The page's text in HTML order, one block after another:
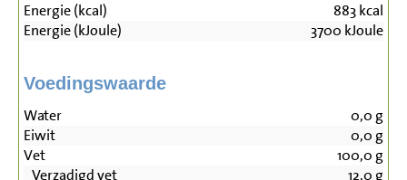
Energie (kcal) 883kcal
Energie (kJoule)
3700 kJoule
Voedingswaarde
Water 0,0 g
Eiwit
0,0 g
Vet
100,0 g
Verzadigd vet
12,0 g